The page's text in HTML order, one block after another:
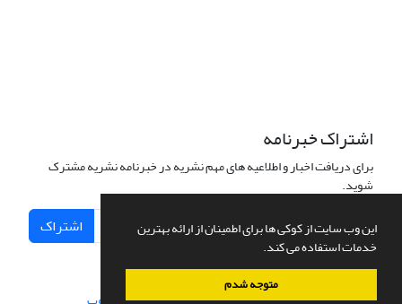
این وب سایت از کوکی ها برای اطمینان از ارائه بهترین
خدمات استفاده می کند.
متوجه شدم
اشتراک خبرنامه
برای دریافت اخبار و اطلاعیه های مهم نشریه در خبرنامه نشریه مشترک
شوید.
اشتراک